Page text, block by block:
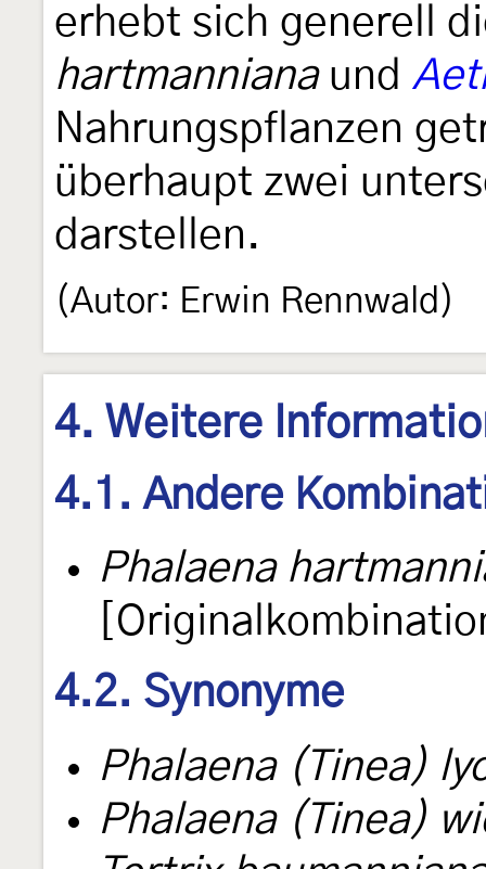
erhebt sich generell
hartmannianaund
Nahrungspflanzen
überhaupt zwei
darstellen.
(Autor: Erwin Rennwald)
4. Weitere
4.1. Andere
Phalaena
4.2. Synonyme
Phalaena (Tinea)
Phalaena (Tinea)